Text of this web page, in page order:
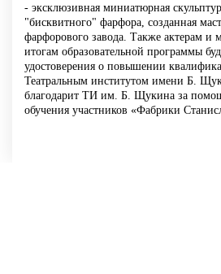
- эксклюзивная миниатюрная
"бисквитного" фарфора, созданная
фарфорового завода. Также актерам и
итогам образовательной программы
удостоверения о повышении
Театральным институтом имени Б.
благодарит ТИ им. Б. Щукина за
обучения участников «Фабрики